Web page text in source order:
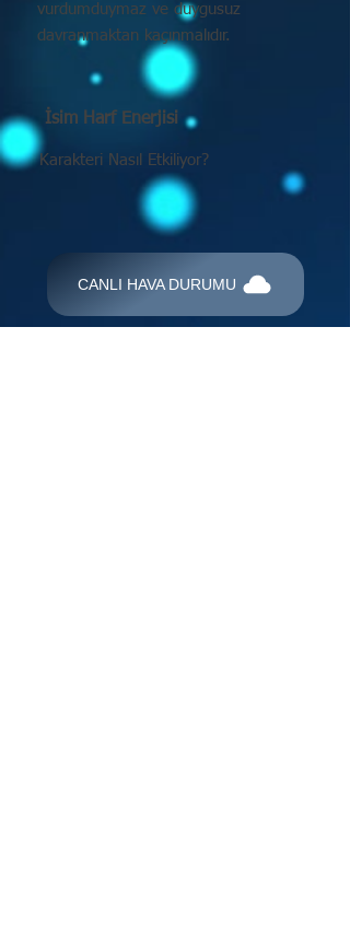
vurdumduymaz ve duygusuz
davranmaktan kaçınmalıdır.
İsim Harf Enerjisi
Karakteri Nasıl Etkiliyor?
CANLI HAVA DURUMU